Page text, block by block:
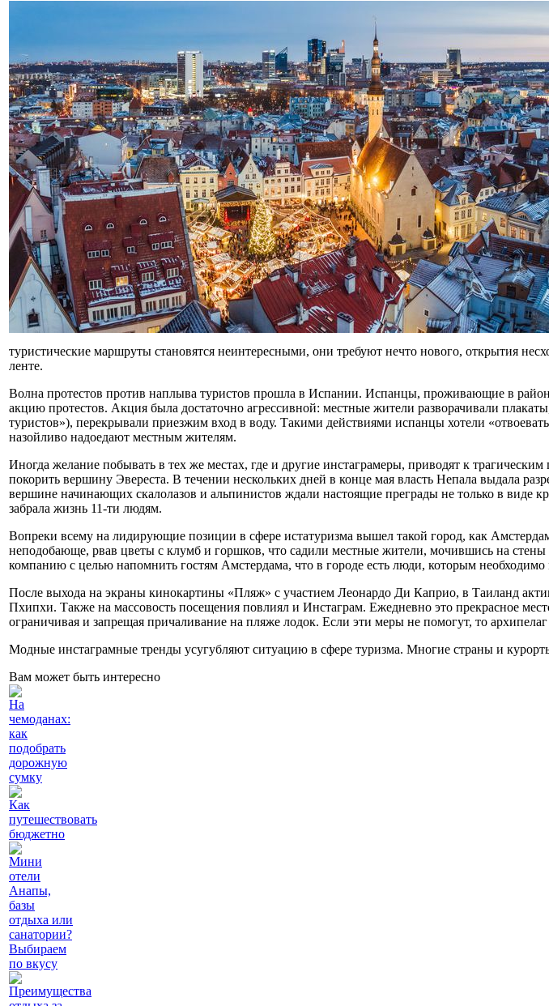
туристические маршруты становятся неинтересными, они требуют нечто нового, открытия
ленте.
Волна протестов против наплыва туристов прошла в Испании. Испанцы, проживающие в
акцию протестов. Акция была достаточно агрессивной: местные жители разворачивали
туристов»), перекрывали приезжим вход в воду. Такими действиями испанцы хотели
назойливо надоедают местным жителям.
Иногда желание побывать в тех же местах, где и другие инстаграмеры, приводят к
покорить вершину Эвереста. В течении нескольких дней в конце мая власть Непала выдала
вершине начинающих скалолазов и альпинистов ждали настоящие преграды не только в
забрала жизнь 11-ти людям.
Вопреки всему на лидирующие позиции в сфере истатуризма вышел такой город, как
неподобающе, рвав цветы с клумб и горшков, что садили местные жители, мочившись на
компанию с целью напомнить гостям Амстердама, что в городе есть люди, которым необходимо
После выхода на экраны кинокартины «Пляж» с участием Леонардо Ди Каприо, в Таиланд
Пхипхи. Также на массовость посещения повлиял и Инстаграм. Ежедневно это прекрасное
ограничивая и запрещая причаливание на пляже лодок. Если эти меры не помогут, то
Модные инстаграмные тренды усугубляют ситуацию в сфере туризма. Многие страны и
Вам может быть интересно
На
чемоданах:
как
подобрать
дорожную
сумку
Как
путешествовать
бюджетно
Мини
отели
Анапы,
базы
отдыха или
санатории?
Выбираем
по вкусу
Преимущества